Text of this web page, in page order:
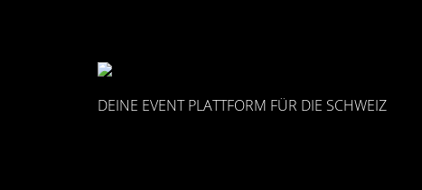
DEINE EVENT PLATTFORM FÜR DIE SCHWEIZ